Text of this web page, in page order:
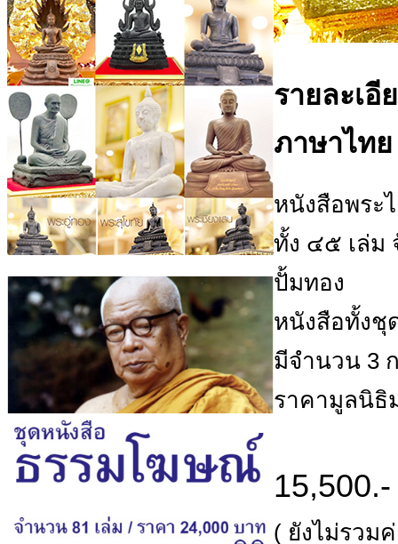
รายละเ
ภาษาไท
หนังสือพระ
ทั้ง ๔๕ เล่ม
ปั้มทอง
หนังสือทั้งชุ
มีจำนวน 3
ราคามูลนิธิ
( ยังไม่รวม